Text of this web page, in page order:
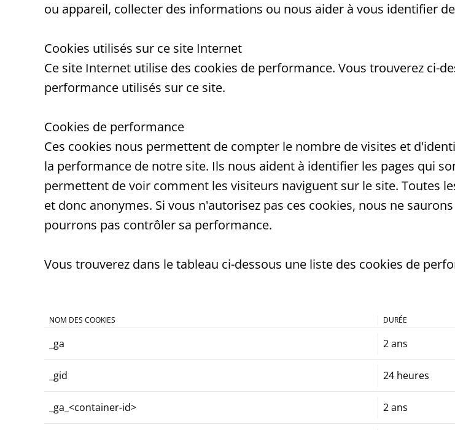
ou appareil, collecter des informations ou nous aider à vous identifier
Cookies utilisés sur ce site Internet
Ce site Internet utilise des cookies de performance. Vous trouverez ci-
performance utilisés sur ce site.
Cookies de performance
Ces cookies nous permettent de compter le nombre de visites et
la performance de notre site. Ils nous aident à identifier les pages qui
permettent de voir comment les visiteurs naviguent sur le site. Toutes
et donc anonymes. Si vous n'autorisez pas ces cookies, nous ne
pourrons pas contrôler sa performance.
Vous trouverez dans le tableau ci-dessous une liste des cookies de
NOM DES COOKIES DURÉE
_ga 2 ans
_gid 24 heures
_ga_<container-id> 2 ans